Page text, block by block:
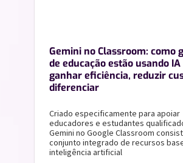
Gemini no Classroom: como
de educação estão usando IA
ganhar eficiência, reduzir
diferenciar
Criado especificamente para apoiar
educadores e estudantes
Gemini no Google Classroom
conjunto integrado de recursos
inteligência artificial